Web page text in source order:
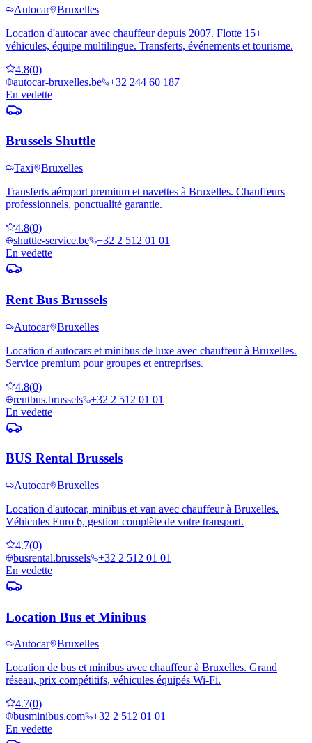
Autocar
Bruxelles
Location d'autocar avec chauffeur depuis 2007. Flotte 15+
véhicules, équipe multilingue. Transferts, événements et tourisme.
4.8(0)
autocar-bruxelles.be
+32 244 60 187
En vedette
Brussels Shuttle
Taxi
Bruxelles
Transferts aéroport premium et navettes à Bruxelles. Chauffeurs
professionnels, ponctualité garantie.
4.8(0)
shuttle-service.be
+32 2 512 01 01
En vedette
Rent Bus Brussels
Autocar
Bruxelles
Location d'autocars et minibus de luxe avec chauffeur à Bruxelles.
Service premium pour groupes et entreprises.
4.8(0)
rentbus.brussels
+32 2 512 01 01
En vedette
BUS Rental Brussels
Autocar
Bruxelles
Location d'autocar, minibus et van avec chauffeur à Bruxelles.
Véhicules Euro 6, gestion complète de votre transport.
4.7(0)
busrental.brussels
+32 2 512 01 01
En vedette
Location Bus et Minibus
Autocar
Bruxelles
Location de bus et minibus avec chauffeur à Bruxelles. Grand
réseau, prix compétitifs, véhicules équipés Wi-Fi.
4.7(0)
busminibus.com
+32 2 512 01 01
En vedette